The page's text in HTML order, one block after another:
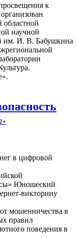
к
областной
научной
им. И. В. Бабушкина
Юношеский
викторину
мошенничества в
правил
поведения в